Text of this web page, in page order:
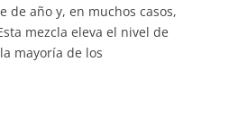
de año y, en muchos casos,
mezcla eleva el nivel de
mayoría de los